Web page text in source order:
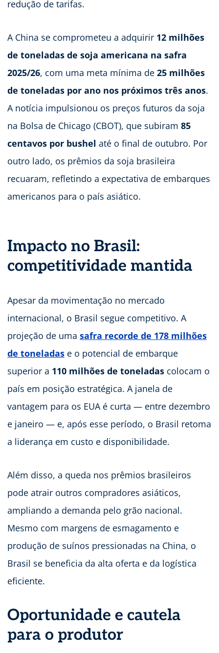
redução de tarifas.
A China se comprometeu a adquirir 12 milhões
de toneladas de soja americana na safra
2025/26, com uma meta mínima de 25 milhões
de toneladas por ano nos próximos três anos.
A notícia impulsionou os preços futuros da soja
na Bolsa de Chicago (CBOT), que subiram 85
centavos por bushel até o final de outubro. Por
outro lado, os prêmios da soja brasileira
recuaram, refletindo a expectativa de embarques
americanos para o país asiático.
Impacto no Brasil:
competitividade mantida
Apesar da movimentação no mercado
internacional, o Brasil segue competitivo. A
projeção de uma safra recorde de 178 milhões
de toneladas e o potencial de embarque
superior a 110 milhões de toneladas colocam o
país em posição estratégica. A janela de
vantagem para os EUA é curta — entre dezembro
e janeiro — e, após esse período, o Brasil retoma
a liderança em custo e disponibilidade.
Além disso, a queda nos prêmios brasileiros
pode atrair outros compradores asiáticos,
ampliando a demanda pelo grão nacional.
Mesmo com margens de esmagamento e
produção de suínos pressionadas na China, o
Brasil se beneficia da alta oferta e da logística
eficiente.
Oportunidade e cautela
para o produtor